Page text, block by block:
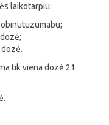
laikotarpiu:
tik viena dozė 21